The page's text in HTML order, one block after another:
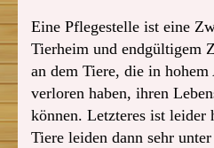
Eine Pflegestelle ist eine
Tierheim und endgültigem
an dem Tiere, die in
verloren haben, ihren
können. Letzteres ist
Tiere leiden dann sehr